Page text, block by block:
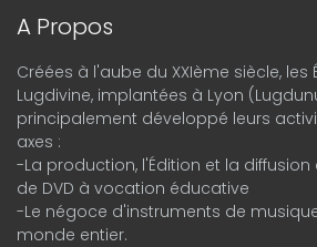
A Propos
Créées à l'aube du XXIème siècle, les
Lugdivine, implantées à Lyon
principalement développé leurs
axes :
-La production, l'Édition et la diffusion
de DVD à vocation éducative
-Le négoce d'instruments de
monde entier.